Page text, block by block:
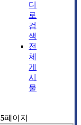
디
로
검
색
전
체
게
시
물
5페이지